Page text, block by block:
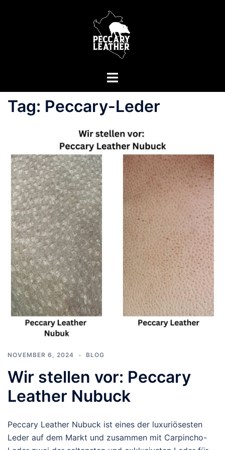
Menü
Tag: Peccary-Leder
NOVEMBER 6, 2024 BLOG
Wir stellen vor: Peccary
Leather Nubuck
Peccary Leather Nubuck ist eines der luxuriösesten
Leder auf dem Markt und zusammen mit Carpincho-